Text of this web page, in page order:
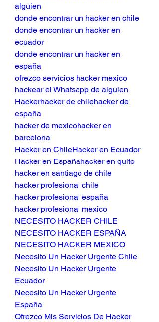
alguien
donde encontrar un hacker en chile
donde encontrar un hacker en
ecuador
donde encontrar un hacker en
españa
ofrezco servicios hacker mexico
hackear el Whatsapp de alguien
Hackerhacker de chilehacker de
españa
hacker de mexicohacker en
barcelona
Hacker en ChileHacker en Ecuador
Hacker en Españahacker en quito
hacker en santiago de chile
hacker profesional chile
hacker profesional españa
hacker profesional mexico
NECESITO HACKER CHILE
NECESITO HACKER ESPAÑA
NECESITO HACKER MEXICO
Necesito Un Hacker Urgente Chile
Necesito Un Hacker Urgente
Ecuador
Necesito Un Hacker Urgente
España
Ofrezco Mis Servicios De Hacker